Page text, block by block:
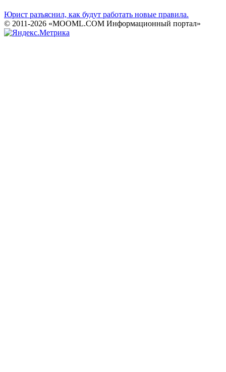
Юрист разъяснил, как будут работать новые правила.
© 2011-2026 «MOOML.COM Информационный портал»